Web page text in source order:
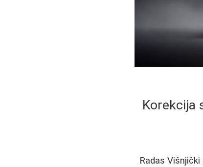
Korekcija
Radas Višnjički